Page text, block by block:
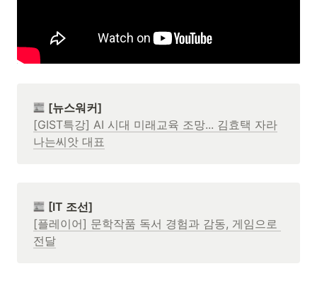
[GIST특강] AI 시대 미래교육 조망... 김효택 자라
나는씨앗 대표
[플레이어] 문학작품 독서 경험과 감동, 게임으로
전달